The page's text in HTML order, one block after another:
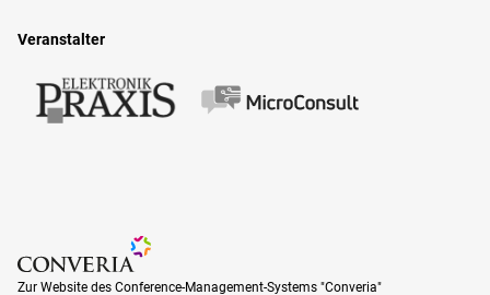
Veranstalter
Zur Website des Conference-Management-Systems "Converia"
Zur Website des Conference-Management-Systems "Converia"